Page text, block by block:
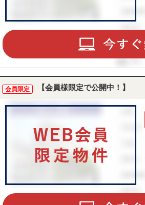
会員限定 【会員様限定で公開中！】